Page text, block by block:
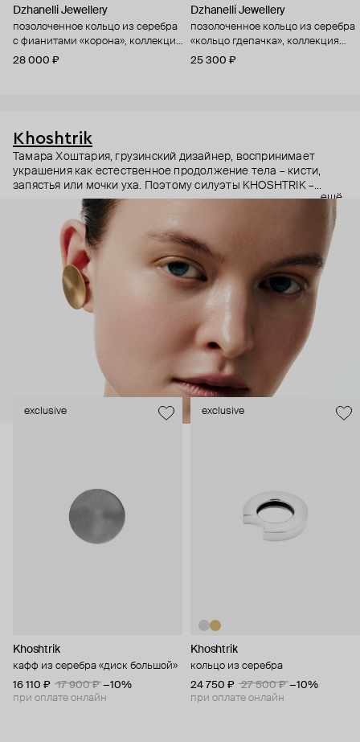
Dzhanelli Jewellery
позолоченное кольцо из серебра
с фианитами «корона», коллекция
gather luck
28 000 ₽
Dzhanelli Jewellery
позолоченное кольцо из серебра
«кольцо гдепачка», коллекция
gdepachka
25 300 ₽
Khoshtrik
Тамара Хоштария, грузинский дизайнер, воспринимает
украшения как естественное продолжение тела – кисти,
запястья или мочки уха. Поэтому силуэты KHOSHTRIK –
будто застывшие в серебре движения рук и пальцев,
плавные и геометричные.
И в этом подходе есть что-то скульптурное. Поэтому за
легкостью силуэтов – буквально архитектурные расчеты,
гармония формы и содержания, желание создавать
украшения вне времени и трендов.
ещё
exclusive
Khoshtrik
кафф из серебра «диск большой»
16 110 ₽
17 900 ₽ −10%
при оплате онлайн
exclusive
Khoshtrik
кольцо из серебра
24 750 ₽
27 500 ₽ −10%
при оплате онлайн